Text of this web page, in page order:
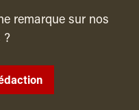
remarque sur nos
?